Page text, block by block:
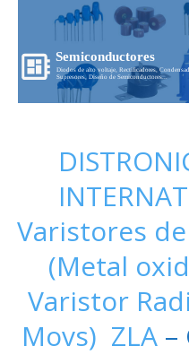
Semiconductores
Diodos de alto voltaje, Rectificadores,
Supresores, Diseño de Semiconductores...
Varistores
(Metal
Varistor
Movs) ZLA–